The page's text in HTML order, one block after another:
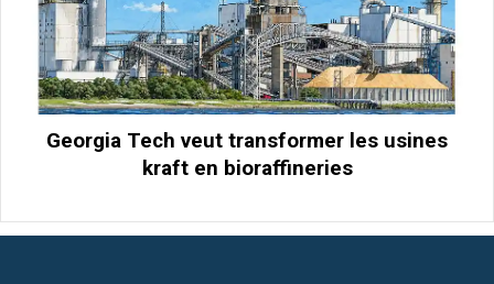
Georgia Tech veut transformer les usines
kraft en bioraffineries